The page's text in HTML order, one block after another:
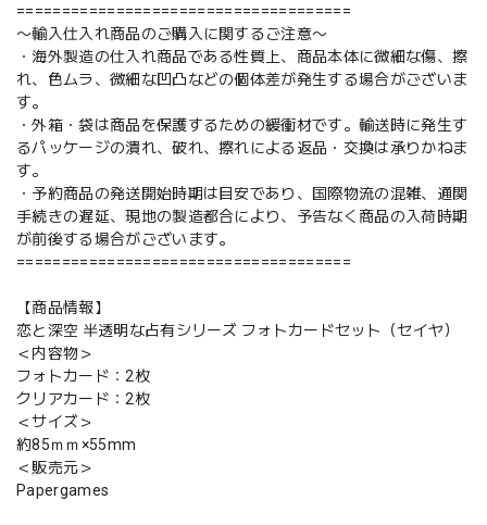
=====================================
〜輸入仕入れ商品のご購入に関するご注意〜
・海外製造の仕入れ商品である性質上、商品本体に微細な傷、擦
れ、色ムラ、微細な凹凸などの個体差が発生する場合がございま
す。
・外箱・袋は商品を保護するための緩衝材です。輸送時に発生す
るパッケージの潰れ、破れ、擦れによる返品・交換は承りかねま
す。
・予約商品の発送開始時期は目安であり、国際物流の混雑、通関
手続きの遅延、現地の製造都合により、予告なく商品の入荷時期
が前後する場合がございます。
=====================================
【商品情報】
恋と深空 半透明な占有シリーズ フォトカードセット（セイヤ）
＜内容物＞
フォトカード：2枚
クリアカード：2枚
＜サイズ＞
約85ｍｍ×55mm
＜販売元＞
Papergames